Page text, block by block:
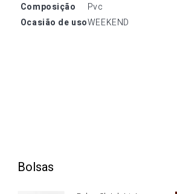
composição
Pvc
ocasião de usoWEEKEND
Bolsas